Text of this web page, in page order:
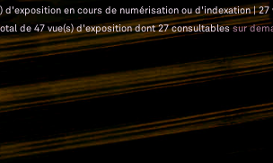
d'exposition en cours de numérisation ou d'indexation |
de 47 vue(s) d'exposition dont 27 consultablessur